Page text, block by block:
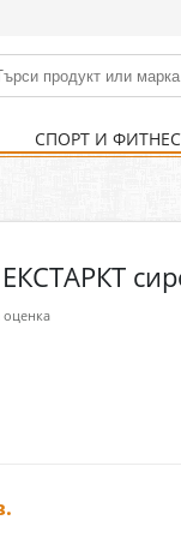
СПОРТ И ФИТНЕС